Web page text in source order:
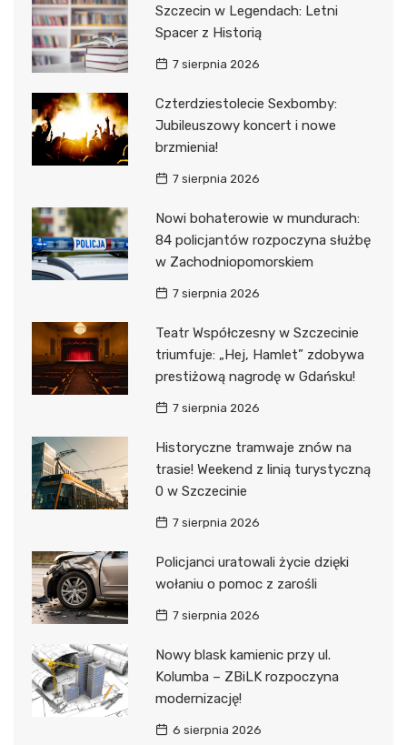
Szczecin w Legendach: Letni
Spacer z Historią
7 sierpnia 2026
Czterdziestolecie Sexbomby:
Jubileuszowy koncert i nowe
brzmienia!
7 sierpnia 2026
Nowi bohaterowie w mundurach:
84 policjantów rozpoczyna służbę
w Zachodniopomorskiem
7 sierpnia 2026
Teatr Współczesny w Szczecinie
triumfuje: „Hej, Hamlet” zdobywa
prestiżową nagrodę w Gdańsku!
7 sierpnia 2026
Historyczne tramwaje znów na
trasie! Weekend z linią turystyczną
0 w Szczecinie
7 sierpnia 2026
Policjanci uratowali życie dzięki
wołaniu o pomoc z zarośli
7 sierpnia 2026
Nowy blask kamienic przy ul.
Kolumba – ZBiLK rozpoczyna
modernizację!
6 sierpnia 2026